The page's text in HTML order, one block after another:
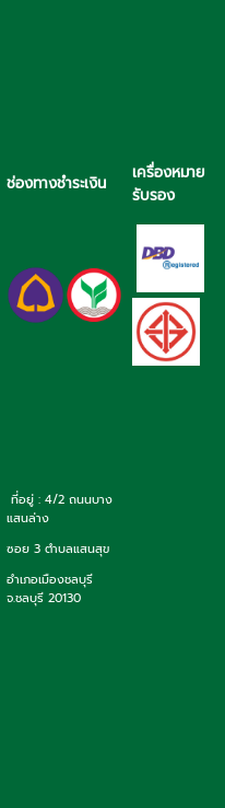
ช่องทางชำระเงิน
เครื่องหมาย
รับรอง
ที่อยู่ : 4/2 ถนนบาง
แสนล่าง
ซอย 3 ตำบลแสนสุข
อำเภอเมืองชลบุรี
จ.ชลบุรี 20130